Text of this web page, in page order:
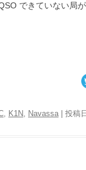
できていない局
, K1N, Navassa | 投稿